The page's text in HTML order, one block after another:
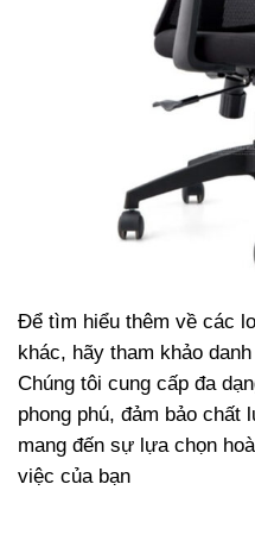
Để tìm hiểu thêm về các
khác, hãy tham khảo
Chúng tôi cung cấp đa
phong phú, đảm bảo chất
mang đến sự lựa chọn
việc của bạn